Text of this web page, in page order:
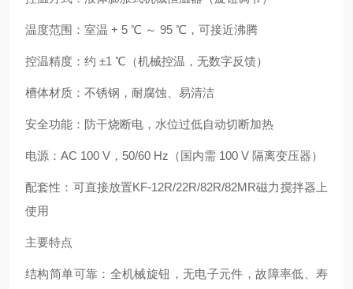
温度范围：室温 + 5 ℃ ～ 95 ℃，可接近沸腾
控温精度：约 ±1 ℃（机械控温，无数字反馈）
槽体材质：不锈钢，耐腐蚀、易清洁
安全功能：防干烧断电，水位过低自动切断加热
电源：AC 100 V，50/60 Hz（国内需 100 V 隔离变压器）
配套性：可直接放置KF‑12R/22R/82R/82MR磁力搅拌器上
使用
主要特点
结构简单可靠：全机械旋钮，无电子元件，故障率低、寿